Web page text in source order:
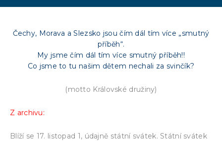
Čechy, Morava a Slezsko jsou čím dál tím více „smutný
příběh“.
My jsme čím dál tím více smutný příběh!!
Co jsme to tu našim dětem nechali za svinčík?
(motto Královské družiny)
Z archivu:
Blíží se 17. listopad 1, údajně státní svátek. Státní svátek